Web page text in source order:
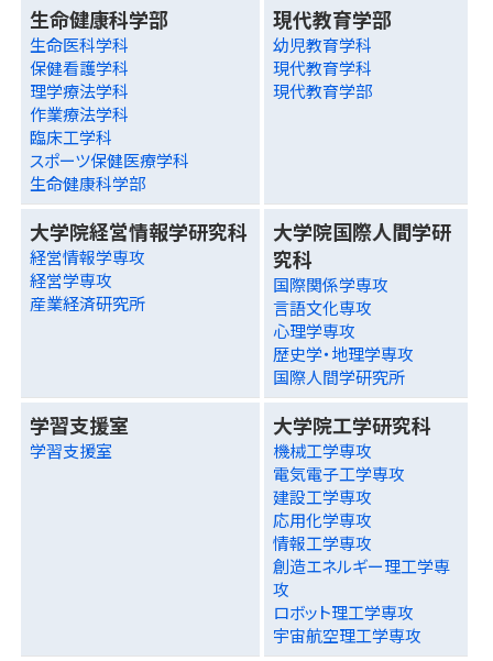
生命健康科学部
生命医科学科
保健看護学科
理学療法学科
作業療法学科
臨床工学科
スポーツ保健医療学科
生命健康科学部
現代教育学部
幼児教育学科
現代教育学科
現代教育学部
大学院経営情報学研究科
経営情報学専攻
経営学専攻
産業経済研究所
大学院国際人間学研
究科
国際関係学専攻
言語文化専攻
心理学専攻
歴史学・地理学専攻
国際人間学研究所
学習支援室
学習支援室
大学院工学研究科
機械工学専攻
電気電子工学専攻
建設工学専攻
応用化学専攻
情報工学専攻
創造エネルギー理工学専
攻
ロボット理工学専攻
宇宙航空理工学専攻